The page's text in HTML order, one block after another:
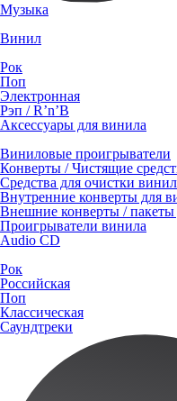
Музыка
Винил
Рок
Поп
Электронная
Рэп / R’n’B
Аксессуары для винила
Виниловые проигрыватели
Конверты / Чистящие
Средства для очистки
Внутренние конверты для
Внешние конверты / пакеты
Проигрыватели винила
Audio CD
Рок
Российская
Поп
Классическая
Саундтреки